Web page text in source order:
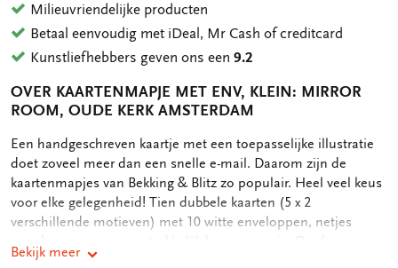
Milieuvriendelijke producten
Betaal eenvoudig met iDeal, Mr Cash of creditcard
Kunstliefhebbers geven ons een9.2
OVER KAARTENMAPJE MET ENV, KLEIN: MIRROR
ROOM, OUDE KERK AMSTERDAM
OMSCHRIJVING
Een handgeschreven kaartje met een toepasselijke illustratie
doet zoveel meer dan een snelle e-mail. Daarom zijn de
kaartenmapjes van Bekking & Blitz zo populair. Heel veel keus
voor elke gelegenheid! Tien dubbele kaarten (5 x 2
verschillende motieven) met 10 witte enveloppen, netjes
achterkant van het mapje staan de verschillende motieven
Bekijk meer